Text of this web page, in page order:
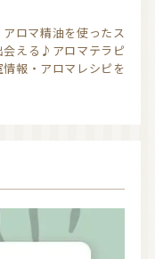
会える♪アロマテラピ
報・アロマレシピを